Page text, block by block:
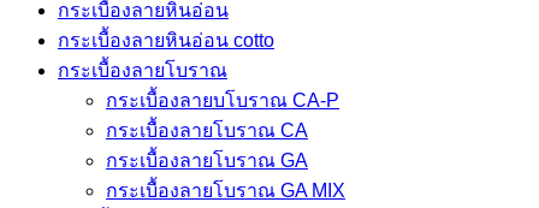
กระเบื้องลายหินอ่อน
กระเบื้องลายหินอ่อน cotto
กระเบื้องลายโบราณ
กระเบื้องลายบโบราณ CA-P
กระเบื้องลายโบราณ CA
กระเบื้องลายโบราณ GA
กระเบื้องลายโบราณ GA MIX